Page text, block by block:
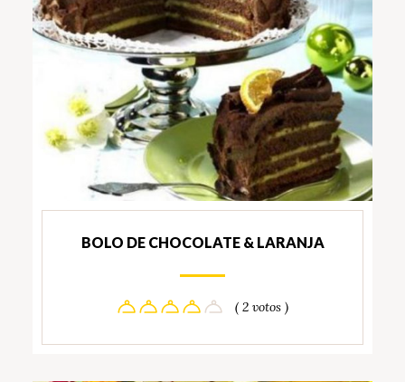
BOLO DE CHOCOLATE & LARANJA
( 2 votos )